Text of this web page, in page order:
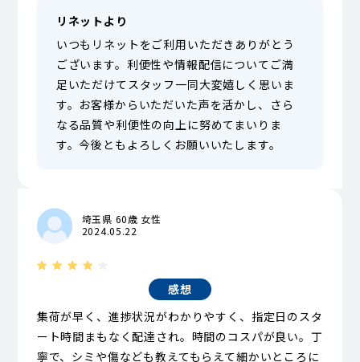
リネットより
いつもリネットをご利用いただきありがとう
ございます。利便性や情報配信についてご満
足いただけてスタッフ一同大変嬉しく思いま
す。お客様からいただいた声を活かし、さら
なる品質や利便性の向上に努めてまいりま
す。今後ともよろしくお願いいたします。
埼玉県 60歳 女性
2024.05.22
感想
集荷が早く、進捗状況がわかりやすく、指定日のスタ
ート時間まもなく配達され。時間のコスパが良い。丁
寧で、シミや傷なども教えてもらえて細かいところに